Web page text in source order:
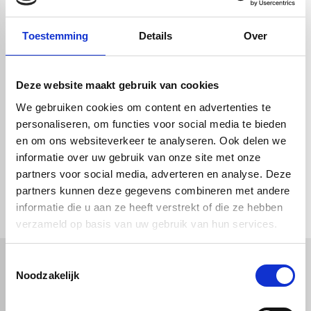
Toestemming Details Over
Deze website maakt gebruik van cookies
We gebruiken cookies om content en advertenties te
personaliseren, om functies voor social media te bieden
en om ons websiteverkeer te analyseren. Ook delen we
informatie over uw gebruik van onze site met onze
partners voor social media, adverteren en analyse. Deze
partners kunnen deze gegevens combineren met andere
informatie die u aan ze heeft verstrekt of die ze hebben
verzameld op basis van uw gebruik van hun services.
Noodzakelijk
1.3mm - 3000 x 2000
x 24mm
€ 464,12
1.3mm - 3000 x 1500
x 24mm
€ 348,10
check_circle € 750,-
check_circleKlanten geven Vos Kunststoffen een 9,0/10na2662 beoordelingen
check_circle 2-5 dagen levertijd
Technische kunststoffen